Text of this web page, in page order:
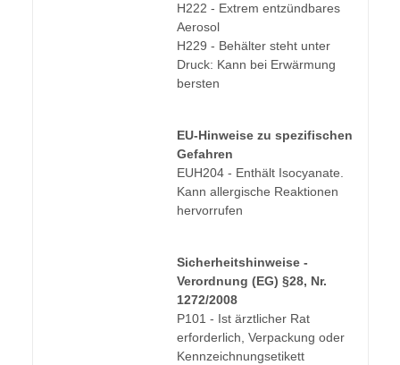
H222 - Extrem entzündbares
Aerosol
H229 - Behälter steht unter
Druck: Kann bei Erwärmung
bersten
EU-Hinweise zu spezifischen
Gefahren
EUH204 - Enthält Isocyanate.
Kann allergische Reaktionen
hervorrufen
Sicherheitshinweise -
Verordnung (EG) §28, Nr.
1272/2008
P101 - Ist ärztlicher Rat
erforderlich, Verpackung oder
Kennzeichnungsetikett